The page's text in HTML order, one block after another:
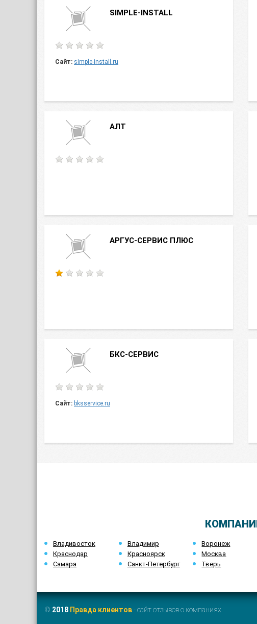
SIMPLE-INSTALL
Сайт: simple-install.ru
АЛТ
АРГУС-СЕРВИС ПЛЮС
БКС-СЕРВИС
Сайт: bksservice.ru
Владивосток Владимир Воронеж
Краснодар
Красноярск Москва
Самара
Санкт-Петербург Тверь
© 2018 Правда клиентов- сайт отзывов о компаниях.